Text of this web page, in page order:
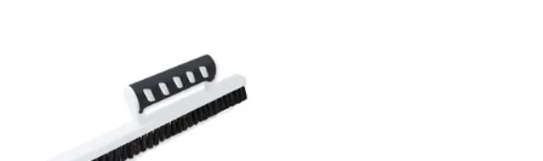
woven
Applicering av lim: Lim strykes på
väggen